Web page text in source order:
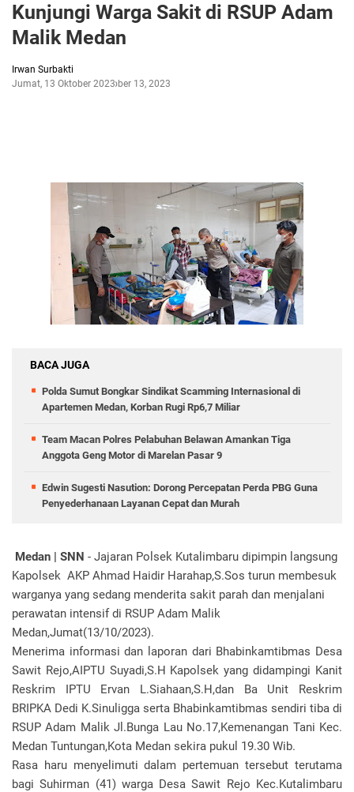
Kunjungi Warga Sakit di RSUP Adam
Malik Medan
Irwan Surbakti
Jumat, 13 Oktober 2023Oktober 13, 2023
BACA JUGA
Polda Sumut Bongkar Sindikat Scamming Internasional di
Apartemen Medan, Korban Rugi Rp6,7 Miliar
Team Macan Polres Pelabuhan Belawan Amankan Tiga
Anggota Geng Motor di Marelan Pasar 9
Edwin Sugesti Nasution: Dorong Percepatan Perda PBG Guna
Penyederhanaan Layanan Cepat dan Murah
Medan | SNN - Jajaran Polsek Kutalimbaru dipimpin langsung
Kapolsek AKP Ahmad Haidir Harahap,S.Sos turun membesuk
warganya yang sedang menderita sakit parah dan menjalani
perawatan intensif di RSUP Adam Malik
Medan,Jumat(13/10/2023).
Menerima informasi dan laporan dari Bhabinkamtibmas Desa
Sawit Rejo,AIPTU Suyadi,S.H Kapolsek yang didampingi Kanit
Reskrim IPTU Ervan L.Siahaan,S.H,dan Ba Unit Reskrim
BRIPKA Dedi K.Sinuligga serta Bhabinkamtibmas sendiri tiba di
RSUP Adam Malik Jl.Bunga Lau No.17,Kemenangan Tani Kec.
Medan Tuntungan,Kota Medan sekira pukul 19.30 Wib.
Rasa haru menyelimuti dalam pertemuan tersebut terutama
bagi Suhirman (41) warga Desa Sawit Rejo Kec.Kutalimbaru